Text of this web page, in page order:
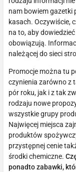
nam bowiem gazetki
kasach. Oczywiście,
na to, aby
obowiązują.
należącej do sieci
Promocje można tu
czynienia zarówno z
pór roku, jak i z tak
rodzaju nowe
wszystkie grupy
Najwięcej miejsca
produktów
przystępnej cenie
środki chemiczne.
ponadto zabawki,